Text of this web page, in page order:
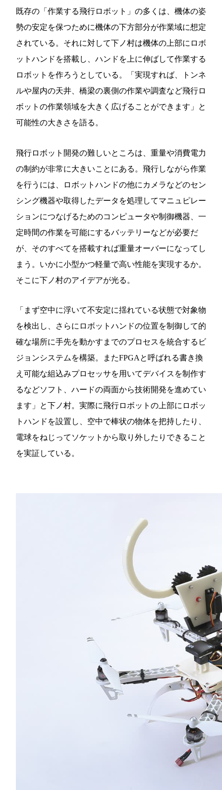
既存の「作業する飛行ロボット」の多くは、機体の姿
勢の安定を保つために機体の下方部分が作業域に想定
されている。それに対して下ノ村は機体の上部にロボ
ットハンドを搭載し、ハンドを上に伸ばして作業する
ロボットを作ろうとしている。「実現すれば、トンネ
ルや屋内の天井、橋梁の裏側の作業や調査など飛行ロ
ボットの作業領域を大きく広げることができます」と
可能性の大きさを語る。
飛行ロボット開発の難しいところは、重量や消費電力
の制約が非常に大きいことにある。飛行しながら作業
を行うには、ロボットハンドの他にカメラなどのセン
シング機器や取得したデータを処理してマニュピレー
ションにつなげるためのコンピュータや制御機器、一
定時間の作業を可能にするバッテリーなどが必要だ
が、そのすべてを搭載すれば重量オーバーになってし
まう。いかに小型かつ軽量で高い性能を実現するか。
そこに下ノ村のアイデアが光る。
「まず空中に浮いて不安定に揺れている状態で対象物
を検出し、さらにロボットハンドの位置を制御して的
確な場所に手先を動かすまでのプロセスを統合するビ
ジョンシステムを構築。またFPGAと呼ばれる書き換
え可能な組込みプロセッサを用いてデバイスを制作す
るなどソフト、ハードの両面から技術開発を進めてい
ます」と下ノ村。実際に飛行ロボットの上部にロボッ
トハンドを設置し、空中で棒状の物体を把持したり、
電球をねじってソケットから取り外したりできること
を実証している。